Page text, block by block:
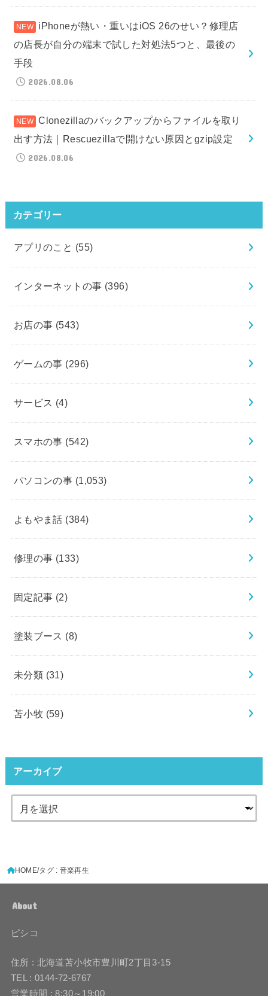
iPhoneが熱い・重いはiOS 26のせい？修理店
の店長が自分の端末で試した対処法5つと、最後の
手段
2026.08.06
Clonezillaのバックアップからファイルを取り
出す方法｜Rescuezillaで開けない原因とgzip設定
2026.08.06
カテゴリー
アプリのこと (55)
インターネットの事 (396)
お店の事 (543)
ゲームの事 (296)
サービス (4)
スマホの事 (542)
パソコンの事 (1,053)
よもやま話 (384)
修理の事 (133)
固定記事 (2)
塗装ブース (8)
未分類 (31)
苫小牧 (59)
アーカイブ
HOME タグ : 音楽再生
About
ピシコ
住所 : 北海道苫小牧市豊川町2丁目3-15
TEL : 0144-72-6767
営業時間 : 8:30～19:00